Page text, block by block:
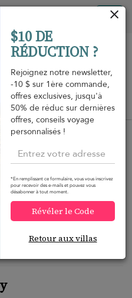
alternatives qui
$10 DE
RÉDUCTION ?
Rejoignez notre newsletter,
-10 $ sur 1ère commande,
offres exclusives, jusqu'à
50% de réduc sur dernières
offres, conseils voyage
personnalisés !
*En remplissant ce formulaire, vous vous inscrivez
pour recevoir des e-mails et pouvez vous
désabonner à tout moment.
Révéler le Code
Retour aux villas